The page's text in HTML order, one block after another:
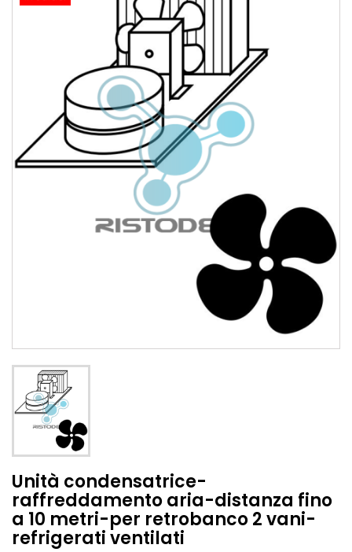
Unità condensatrice-
raffreddamento aria-distanza fino
a 10 metri-per retrobanco 2 vani-
refrigerati ventilati